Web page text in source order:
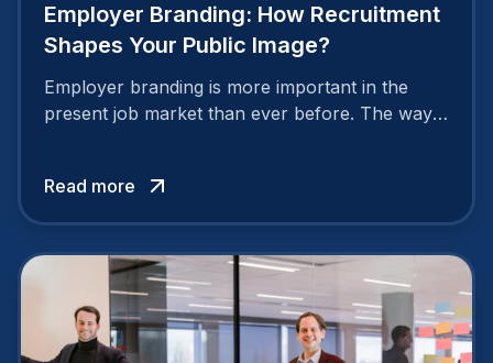
Employer Branding: How Recruitment
Shapes Your Public Image?
Employer branding is more important in the
present job market than ever before. The way
Read more